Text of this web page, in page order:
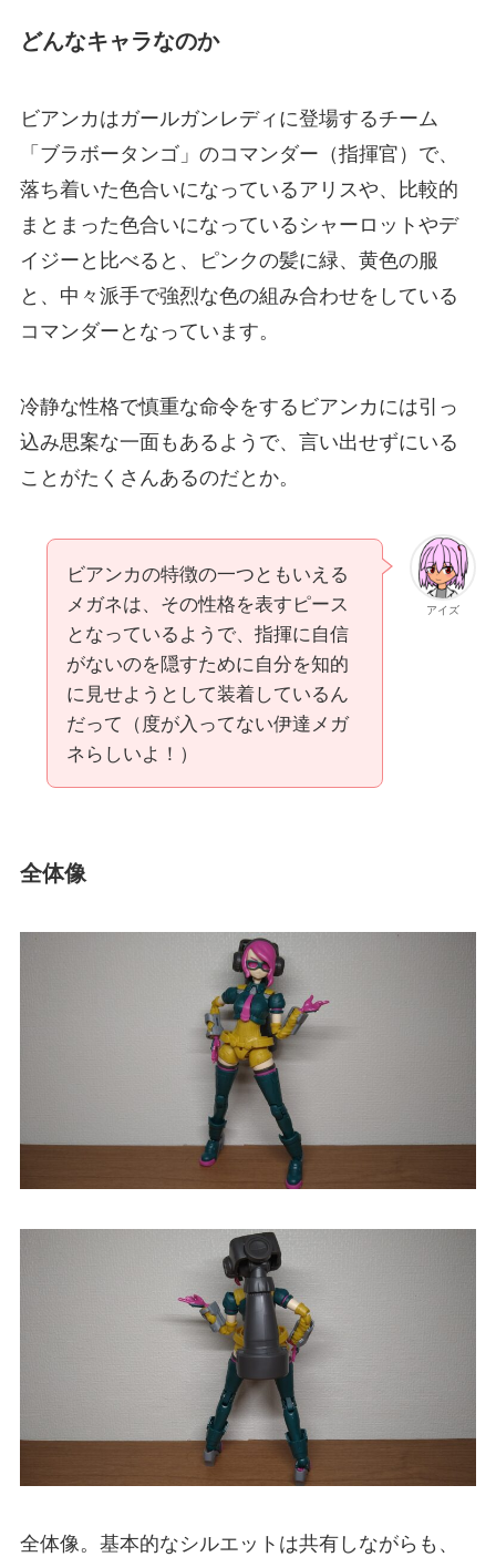
どんなキャラなのか
ビアンカはガールガンレディに登場するチーム
「ブラボータンゴ」のコマンダー（指揮官）で、
落ち着いた色合いになっているアリスや、比較的
まとまった色合いになっているシャーロットやデ
イジーと比べると、ピンクの髪に緑、黄色の服
と、中々派手で強烈な色の組み合わせをしている
コマンダーとなっています。
冷静な性格で慎重な命令をするビアンカには引っ
込み思案な一面もあるようで、言い出せずにいる
ことがたくさんあるのだとか。
アイズ
ビアンカの特徴の一つともいえる
メガネは、その性格を表すピース
となっているようで、指揮に自信
がないのを隠すために自分を知的
に見せようとして装着しているん
だって（度が入ってない伊達メガ
ネらしいよ！）
全体像
全体像。基本的なシルエットは共有しながらも、